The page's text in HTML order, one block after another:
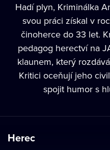
Hadí plyn, Kriminálka
svou práci získal v
činoherce do 33 let.
pedagog herectví na
klaunem, který
Kritici oceňují jeho
spojit humor s
Herec